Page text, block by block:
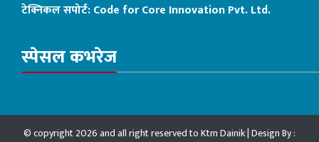
टेक्निकल सपोर्ट:Code for Core Innovation Pvt. Ltd.
स्पेसल कभरेज
© copyright 2026 and all right reserved to Ktm Dainik | Design By :